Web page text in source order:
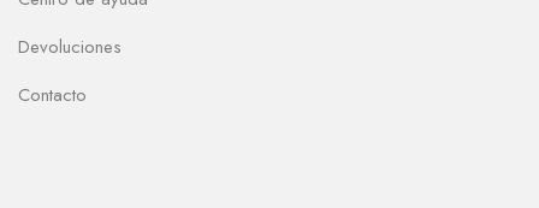
Devoluciones
Contacto